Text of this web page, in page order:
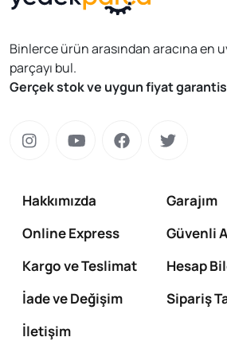
Binlerce ürün arasından aracına en
parçayı bul.
Gerçek stok ve uygun fiyat
Hakkımızda
Garajım
Online Express
Güvenli
Kargo ve Teslimat
Hesap
İade ve Değişim
Sipariş
İletişim